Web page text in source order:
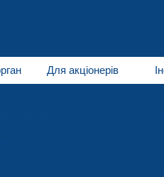
Для акціонерів